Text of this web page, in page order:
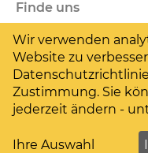
Finde uns
Solarenergie-
Frère-Roger-Str. 8–10
52062 Aachen, tel.
Tel: 0241 511616,
Wir verwenden
Website zu
Zustimmung. Sie
jederzeit ändern -
Ihre Auswahl